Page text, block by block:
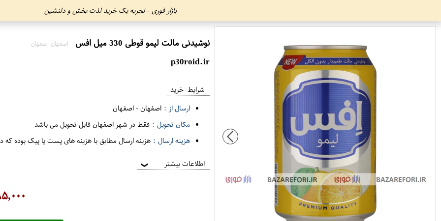
بازار فوری - تجربه یک خرید لذت بخش و دلنشین
نوشیدنی مالت لیمو قوطی 330 میل افس اصفهان اصفهان
p30roid.ir
شرایط خرید
ارسال از : اصفهان-اصفهان
مکان تحویل : فقط در شهر اصفهان قابل تحویل می باشد
هزینه ارسال : هزینه ارسال مطابق با هزینه های پست یا پیک بوده
اطلاعات بیشتر ❯